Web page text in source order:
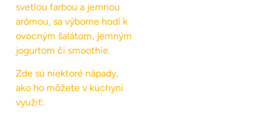
svetlou farbou a jemnou
arómou, sa výborne hodí k
ovocným šalátom, jemným
jogurtom či smoothie.
Zde sú niektoré nápady,
ako ho môžete v kuchyni
využiť: